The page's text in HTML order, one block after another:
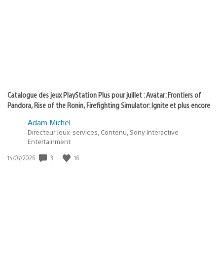
Catalogue des jeux PlayStation Plus pour juillet : Avatar: Frontiers of
Pandora, Rise of the Ronin, Firefighting Simulator: Ignite et plus encore
Adam Michel
Directeur Jeux-services, Contenu, Sony Interactive
Entertainment
Date
15/07/2026 3 16